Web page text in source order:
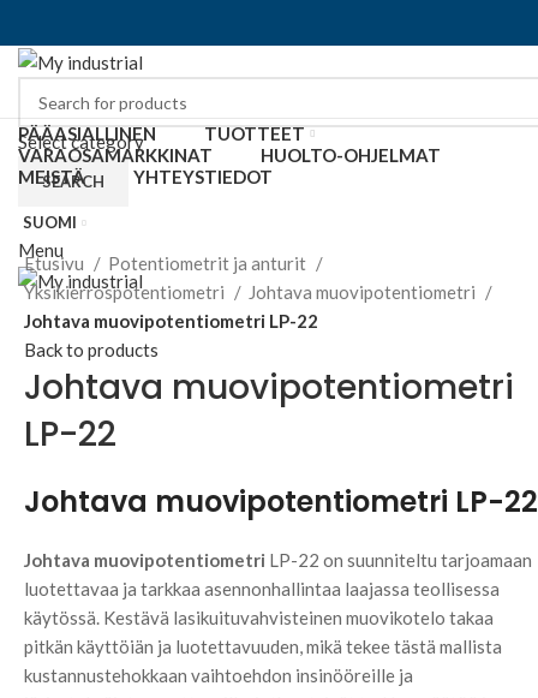
Select category
SEARCH
SUOMI
Menu
PÄÄASIALLINEN
TUOTTEET
VARAOSAMARKKINAT
HUOLTO-OHJELMAT
MEISTÄ
YHTEYSTIEDOT
Click to enlarge
Etusivu
Potentiometrit ja anturit
Yksikierrospotentiometri
Johtava muovipotentiometri
Johtava muovipotentiometri LP-22
Back to products
Johtava muovipotentiometri
LP-22
Johtava muovipotentiometri LP-22
Johtava muovipotentiometri LP-22 on suunniteltu tarjoamaan
luotettavaa ja tarkkaa asennonhallintaa laajassa teollisessa
käytössä. Kestävä lasikuituvahvisteinen muovikotelo takaa
pitkän käyttöiän ja luotettavuuden, mikä tekee tästä mallista
kustannustehokkaan vaihtoehdon insinööreille ja